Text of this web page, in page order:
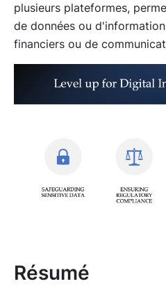
plusieurs plateformes,
de données ou
financiers ou de
Résumé